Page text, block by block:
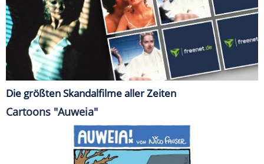
Die größten Skandalfilme aller Zeiten
Cartoons "Auweia"